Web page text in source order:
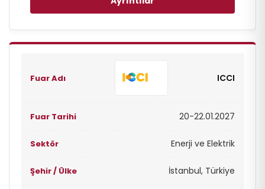
ICCI
20-22.01.2027
Enerji ve Elektrik
İstanbul, Türkiye